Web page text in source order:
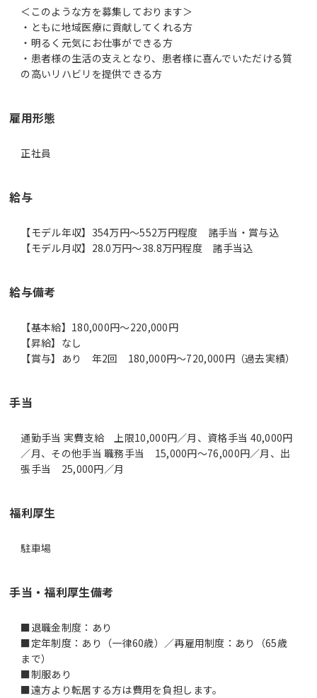
＜このような方を募集しております＞
・ともに地域医療に貢献してくれる方
・明るく元気にお仕事ができる方
・患者様の生活の支えとなり、患者様に喜んでいただける質
の高いリハビリを提供できる方
雇用形態
正社員
給与
【モデル年収】354万円〜552万円程度 諸手当・賞与込
【モデル月収】28.0万円〜38.8万円程度 諸手当込
給与備考
【基本給】180,000円～220,000円
【昇給】なし
【賞与】あり 年2回 180,000円～720,000円（過去実績）
手当
通勤手当 実費支給 上限10,000円／月、資格手当 40,000円
／月、その他手当 職務手当 15,000円～76,000円／月、出
張手当 25,000円／月
福利厚生
駐車場
手当・福利厚生備考
■退職金制度：あり
■定年制度：あり（一律60歳）／再雇用制度：あり（65歳
まで）
■制服あり
■遠方より転居する方は費用を負担します。